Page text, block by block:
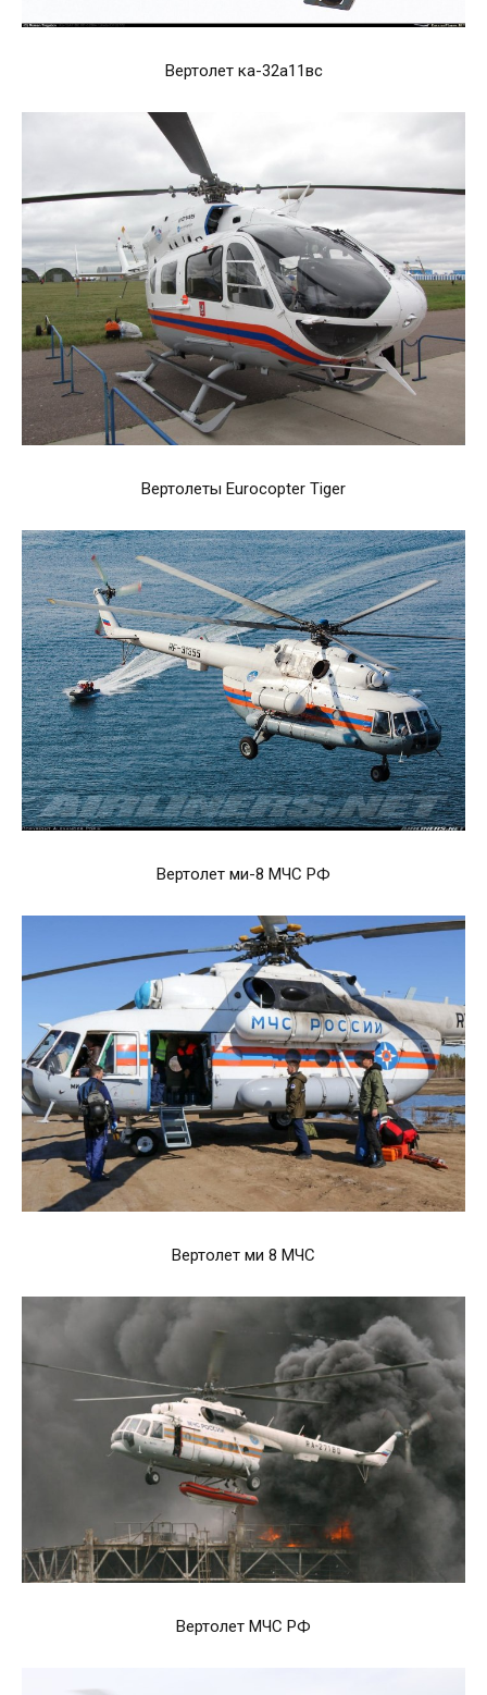
Вертолет ка-32а11вс
Вертолеты Eurocopter Tiger
Вертолет ми-8 МЧС РФ
Вертолет ми 8 МЧС
Вертолет МЧС РФ